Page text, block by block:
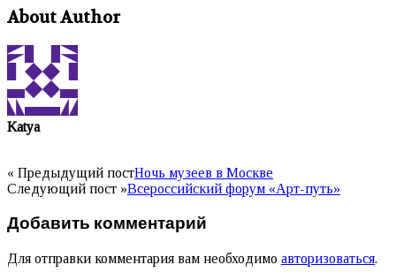
About Author
Katya
« Предыдущий постНочь музеев в Москве
Следующий пост »Всероссийский форум «Арт-путь»
Добавить комментарий
Для отправки комментария вам необходимо авторизоваться.